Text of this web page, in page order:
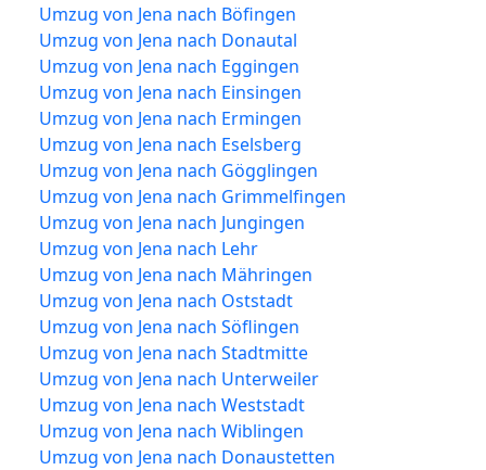
Umzug von Jena nach Böfingen
Umzug von Jena nach Donautal
Umzug von Jena nach Eggingen
Umzug von Jena nach Einsingen
Umzug von Jena nach Ermingen
Umzug von Jena nach Eselsberg
Umzug von Jena nach Gögglingen
Umzug von Jena nach Grimmelfingen
Umzug von Jena nach Jungingen
Umzug von Jena nach Lehr
Umzug von Jena nach Mähringen
Umzug von Jena nach Oststadt
Umzug von Jena nach Söflingen
Umzug von Jena nach Stadtmitte
Umzug von Jena nach Unterweiler
Umzug von Jena nach Weststadt
Umzug von Jena nach Wiblingen
Umzug von Jena nach Donaustetten